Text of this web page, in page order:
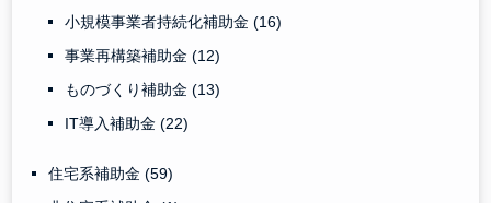
小規模事業者持続化補助金(16)
事業再構築補助金(12)
ものづくり補助金(13)
IT導入補助金(22)
住宅系補助金(59)